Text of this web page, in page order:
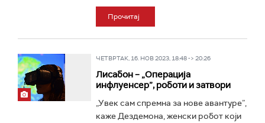
Прочитај
ЧЕТВРТАК, 16. НОВ 2023, 18:48 -> 20:26
Лисабон – „Операција
инфлуенсер”, роботи и затвори
„Увек сам спремна за нове авантуре”,
каже Дездемона, женски робот који